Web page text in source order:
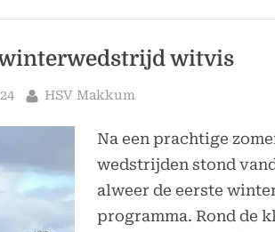
winterwedstrijd witvis
Door
HSV Makkum
Na een prachtige
wedstrijden stond
alweer de eerste
programma. Rond de